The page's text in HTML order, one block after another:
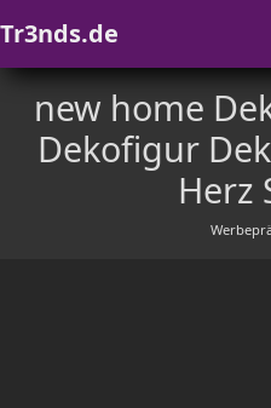
Tr3nds.de
new home
Dekofigur
Herz